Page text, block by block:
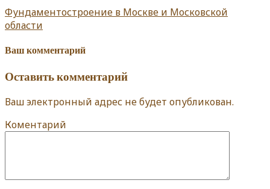
Фундаментостроение в Москве и Московской
области
Ваш комментарий
Оставить комментарий
Ваш электронный адрес не будет опубликован.
Коментарий